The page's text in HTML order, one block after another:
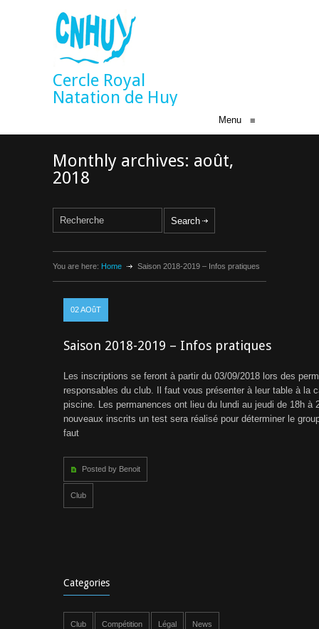
Cercle Royal
Natation de Huy
Menu ≡
Monthly archives: août,
2018
You are here: Home Saison 2018-2019 – Infos pratiques
02AOûT
Saison 2018-2019 – Infos pratiques
Les inscriptions se feront à partir du 03/09/2018 lors des
responsables du club. Il faut vous présenter à leur table à la
piscine. Les permanences ont lieu du lundi au jeudi de 18h à
nouveaux inscrits un test sera réalisé pour déterminer le
faut
Posted by Benoit
Club
Categories
Club Compétition Légal News